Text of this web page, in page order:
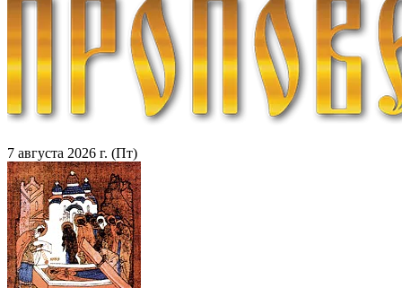
7 августа 2026 г. (Пт)